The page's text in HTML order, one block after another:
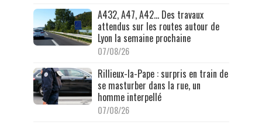
A432, A47, A42… Des travaux
attendus sur les routes autour de
Lyon la semaine prochaine
07/08/26
Rillieux-la-Pape : surpris en train de
se masturber dans la rue, un
homme interpellé
07/08/26